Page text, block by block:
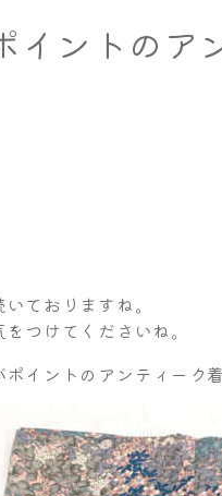
イントのア
ておりますね。
つけてくださいね。
イントのアンティーク